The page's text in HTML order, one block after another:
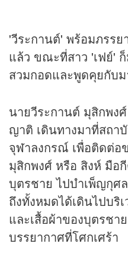
'วีระกานต์' พร้อมภรร
แล้ว ขณะที่สาว 'เฟย์'
สวมกอดและพูดคุยกับ
นายวีระกานต์ มุสิกพง
ญาติ เดินทางมาที่สถา
จุฬาลงกรณ์ เพื่อติดต่อ
มุสิกพงศ์ หรือ สิงห์ มือกี
บุตรชาย ไปบำเพ็ญกุศ
ถึงทั้งหมดได้เดินไปบริ
และเสื้อผ้าของบุตรชา
บรรยากาศที่โศกเศร้า